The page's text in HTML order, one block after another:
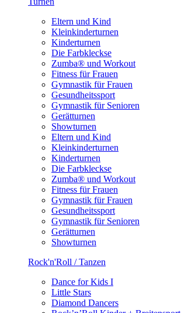
Eltern und Kind
Kleinkinderturnen
Kinderturnen
Die Farbkleckse
Zumba® und Workout
Fitness für Frauen
Gymnastik für Frauen
Gesundheitssport
Gymnastik für Senioren
Gerätturnen
Showturnen
Eltern und Kind
Kleinkinderturnen
Kinderturnen
Die Farbkleckse
Zumba® und Workout
Fitness für Frauen
Gymnastik für Frauen
Gesundheitssport
Gymnastik für Senioren
Gerätturnen
Showturnen
Rock'n'Roll / Tanzen
Dance for Kids I
Little Stars
Diamond Dancers